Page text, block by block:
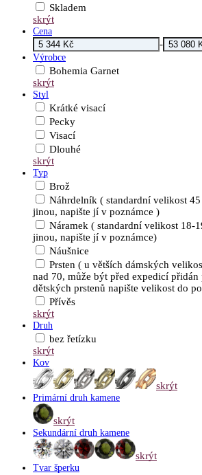
Skladem
skrýt
Cena
-
Výrobce
Bohemia Garnet
skrýt
Styl
Krátké visací
Pecky
Visací
Dlouhé
skrýt
Typ
Brož
Náhrdelník ( standardní velikost
jinou, napište jí v poznámce )
Náramek ( standardní velikost 18-
jinou, napište jí v poznámce)
Náušnice
Prsten ( u větších dámských
nad 70, může být před expedicí
dětských prstenů napište velikost do
Přívěs
skrýt
Druh
bez řetízku
skrýt
Kov
skrýt
Primární druh kamene
skrýt
Sekundární druh kamene
skrýt
Tvar šperku